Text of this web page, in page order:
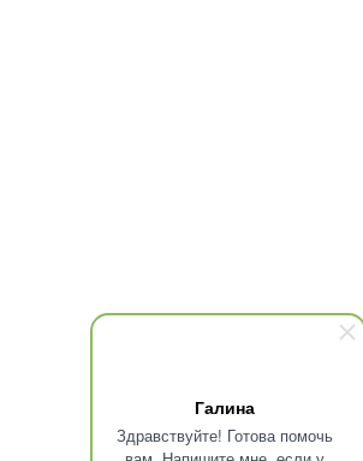
Галина
Здравствуйте! Готова помочь